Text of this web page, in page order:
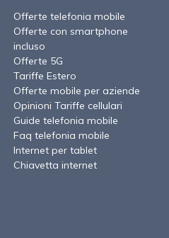
Offerte telefonia mobile
Offerte con smartphone
incluso
Offerte 5G
Tariffe Estero
Offerte mobile per aziende
Opinioni Tariffe cellulari
Guide telefonia mobile
Faq telefonia mobile
Internet per tablet
Chiavetta internet